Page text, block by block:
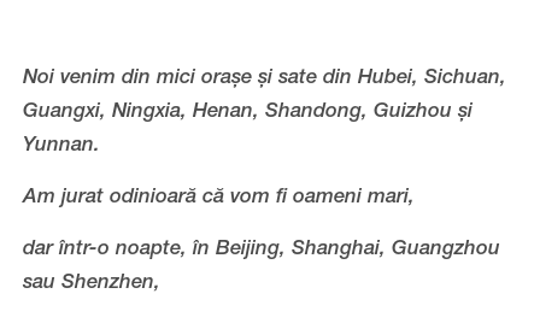
Noi venim din mici orașe și sate din Hubei, Sichuan,
Guangxi, Ningxia, Henan, Shandong, Guizhou și
Yunnan.
Am jurat odinioară că vom fi oameni mari,
dar într-o noapte, în Beijing, Shanghai, Guangzhou
sau Shenzhen,